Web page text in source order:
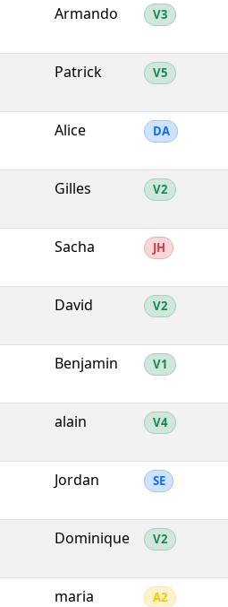
Armando V3
Patrick V5
Alice DA
Gilles V2
Sacha JH
David V2
Benjamin V1
alain V4
Jordan SE
Dominique V2
maria
A2